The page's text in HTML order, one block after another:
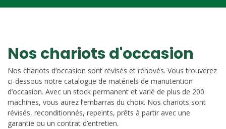
Nos chariots d'occasion
Nos chariots d’occasion sont révisés et rénovés. Vous trouverez
ci-dessous notre catalogue de matériels de manutention
d’occasion. Avec un stock permanent et varié de plus de 200
machines, vous aurez l’embarras du choix. Nos chariots sont
révisés, reconditionnés, repeints, prêts à partir avec une
garantie ou un contrat d’entretien.